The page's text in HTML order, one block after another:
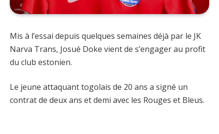
Mis à l’essai depuis quelques semaines déjà par le JK
Narva Trans, Josué Doke vient de s’engager au profit
du club estonien.
Le jeune attaquant togolais de 20 ans a signé un
contrat de deux ans et demi avec les Rouges et Bleus.